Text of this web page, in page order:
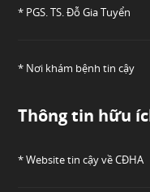
* PGS. TS. Đỗ Gia Tuyển
* Nơi khám bệnh tin cậy
Thông tin hữu
* Website tin cậy về CĐHA